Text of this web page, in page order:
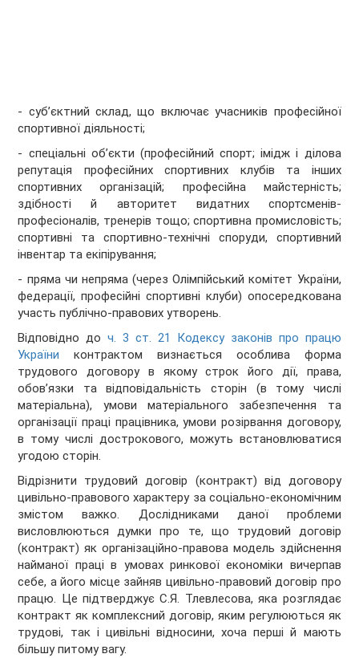
- суб’єктний склад, що включає учасників професійної
спортивної діяльності;
- спеціальні об’єкти (професійний спорт; імідж і ділова
репутація професійних спортивних клубів та інших
спортивних організацій; професійна майстерність;
здібності й авторитет видатних спортсменів-
професіоналів, тренерів тощо; спортивна промисловість;
спортивні та спортивно-технічні споруди, спортивний
інвентар та екіпірування;
- пряма чи непряма (через Олімпійський комітет України,
федерації, професійні спортивні клуби) опосередкована
участь публічно-правових утворень.
Відповідно доч. 3 ст. 21 Кодексу законів про працю
України контрактом визнається особлива форма
трудового договору в якому строк його дії, права,
обов’язки та відповідальність сторін (в тому числі
матеріальна), умови матеріального забезпечення та
організації праці працівника, умови розірвання договору,
в тому числі дострокового, можуть встановлюватися
угодою сторін.
Відрізнити трудовий договір (контракт) від договору
цивільно-правового характеру за соціально-економічним
змістом важко. Дослідниками даної проблеми
висловлюються думки про те, що трудовий договір
(контракт) як організаційно-правова модель здійснення
найманої праці в умовах ринкової економіки вичерпав
себе, а його місце зайняв цивільно-правовий договір про
працю. Це підтверджує С.Я. Тлевлесова, яка розглядає
контракт як комплексний договір, яким регулюються як
трудові, так і цивільні відносини, хоча перші й мають
більшу питому вагу.